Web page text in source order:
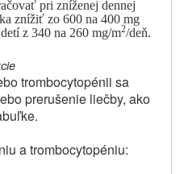
pri zníženej dennej
znížiť zo 600 na 400 mg
z 340 na 260 mg/m2/deň.
trombocytopénii sa
prerušenie liečby, ako
a trombocytopéniu: